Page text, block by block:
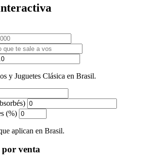
y Juguetes Clásica en Brasil.
(%)
aplican en Brasil.
por venta